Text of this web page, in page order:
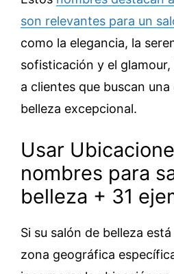
son relevantes para un
como la elegancia, la
sofisticación y el
a clientes que buscan
belleza excepcional.
Usar
nombres para
belleza + 31
Si su salón de belleza
zona geográfica